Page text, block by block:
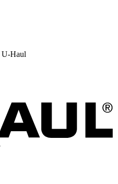
U-Haul